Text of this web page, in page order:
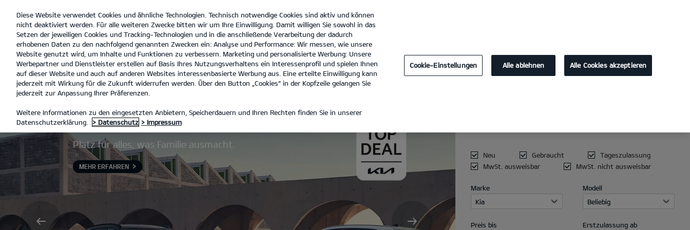
open
menu
Kia
Autohaus Konrad GmbH Tel. :
Der Kia Sportage.
Platz für alles, was Familie ausmacht.
MEHR ERFAHREN MEHR ERFAHREN
Neu Gebraucht
Tageszulassung
MwSt. ausweisbar
MwSt. nicht ausweisbar
Marke
Kia
Modell
Beliebig
Preis bis
Erstzulassung ab
Diese Website verwendet Cookies und ähnliche Technologien. Technisch notwendige Cookies sind aktiv und können
nicht deaktiviert werden. Für alle weiteren Zwecke bitten wir um Ihre Einwilligung. Damit willigen Sie sowohl in das
Setzen der jeweiligen Cookies und Tracking-Technologien und in die anschließende Verarbeitung der dadurch
erhobenen Daten zu den nachfolgend genannten Zwecken ein: Analyse und Performance: Wir messen, wie unsere
Website genutzt wird, um Inhalte und Funktionen zu verbessern. Marketing und personalisierte Werbung: Unsere
Werbepartner und Dienstleister erstellen auf Basis Ihres Nutzungsverhaltens ein Interessenprofil und spielen Ihnen
auf dieser Website und auch auf anderen Websites interessenbasierte Werbung aus. Eine erteilte Einwilligung kann
jederzeit mit Wirkung für die Zukunft widerrufen werden. Über den Button „Cookies“ in der Kopfzeile gelangen Sie
jederzeit zur Anpassung Ihrer Präferenzen.
Weitere Informationen zu den eingesetzten Anbietern, Speicherdauern und Ihren Rechten finden Sie in unserer
Datenschutzerklärung.
> Datenschutz > Impressum
Cookie-Einstellungen Alle ablehnen Alle Cookies akzeptieren